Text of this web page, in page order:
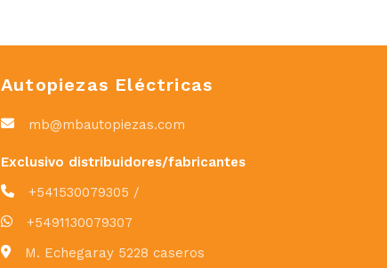
Autopiezas Eléctricas
mb@mbautopiezas.com
Exclusivo distribuidores/fabricantes
+541530079305 /
+5491130079307
M. Echegaray 5228 caseros